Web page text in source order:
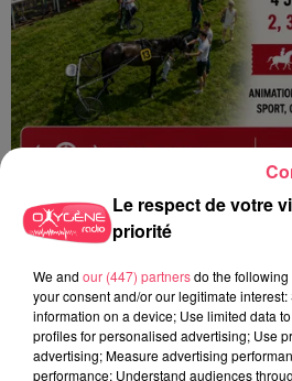
1er août 2026
PODCAST : L’HIPPODROME DE
Le respect de votre
priorité
We and our (447) partnersdo the
your consent and/or our legitimate
information on a device; Use limited data
profiles for personalised advertising; Use
advertising; Measure advertising
performance; Understand audiences